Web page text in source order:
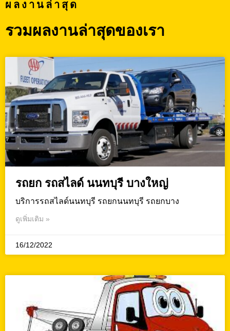
ผลงานล่าสุด
รวมผลงานล่าสุดของเรา
รถยก รถสไลด์ นนทบุรี บางใหญ่
บริการรถสไลด์นนทบุรี รถยกนนทบุรี รถยกบาง
ดูเพิ่มเติม »
16/12/2022